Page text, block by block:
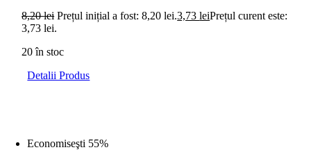
8,20lei Prețul inițial a fost: 8,20 lei.3,73leiPrețul curent este:
3,73 lei.
20 în stoc
Detalii Produs
Economiseşti 55%